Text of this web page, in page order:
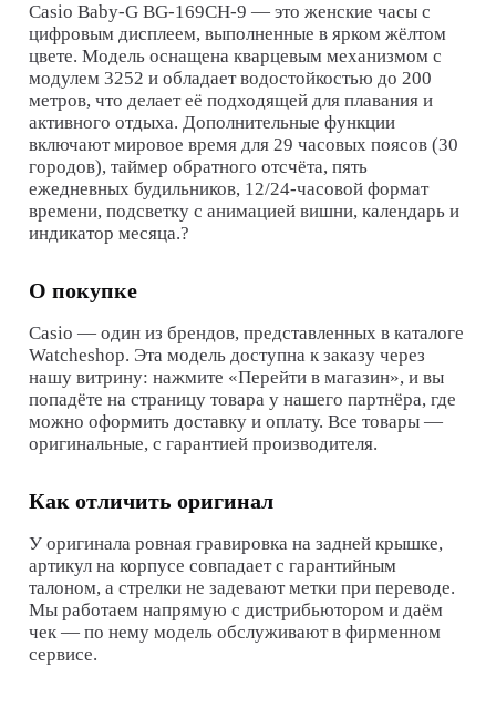
Casio Baby-G BG-169CH-9 — это женские часы с
цифровым дисплеем, выполненные в ярком жёлтом
цвете. Модель оснащена кварцевым механизмом с
модулем 3252 и обладает водостойкостью до 200
метров, что делает её подходящей для плавания и
активного отдыха. Дополнительные функции
включают мировое время для 29 часовых поясов (30
городов), таймер обратного отсчёта, пять
ежедневных будильников, 12/24-часовой формат
времени, подсветку с анимацией вишни, календарь и
индикатор месяца.?
О покупке
Casio — один из брендов, представленных в каталоге
Watcheshop. Эта модель доступна к заказу через
нашу витрину: нажмите «Перейти в магазин», и вы
попадёте на страницу товара у нашего партнёра, где
можно оформить доставку и оплату. Все товары —
оригинальные, с гарантией производителя.
Как отличить оригинал
У оригинала ровная гравировка на задней крышке,
артикул на корпусе совпадает с гарантийным
талоном, а стрелки не задевают метки при переводе.
Мы работаем напрямую с дистрибьютором и даём
чек — по нему модель обслуживают в фирменном
сервисе.